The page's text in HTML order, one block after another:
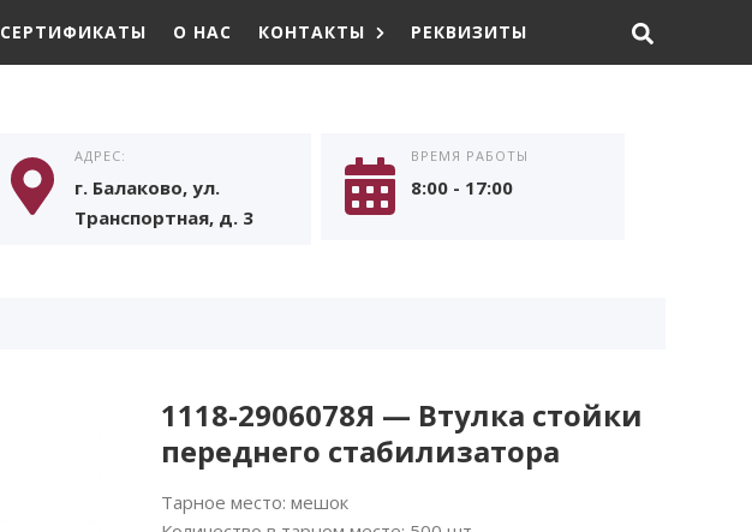
СЕРТИФИКАТЫ О НАС КОНТАКТЫ РЕКВИЗИТЫ
АДРЕС:
г. Балаково, ул.
Транспортная, д. 3
ВРЕМЯ РАБОТЫ
8:00 - 17:00
1118-2906078Я — Втулка стойки
переднего стабилизатора
Тарное место: мешок